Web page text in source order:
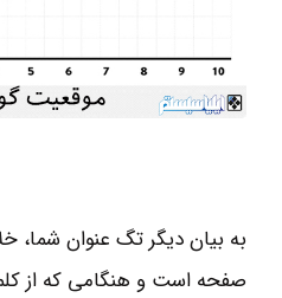
به بیان دیگر تگ عنوان شما،
صفحه است و هنگامی که از